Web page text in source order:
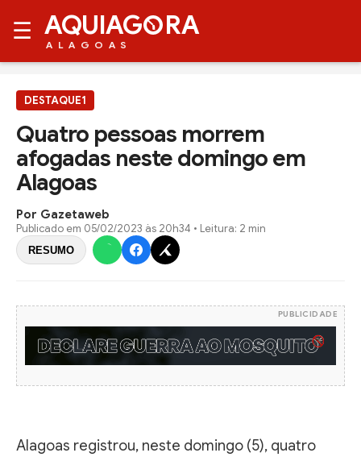
☰ AQUIAG RA
ALAGOAS
DESTAQUE1
Quatro pessoas morrem
afogadas neste domingo em
Alagoas
Por Gazetaweb
Publicado em 05/02/2023 às 20h34 • Leitura: 2 min
RESUMO
PUBLICIDADE
Alagoas registrou, neste domingo (5), quatro